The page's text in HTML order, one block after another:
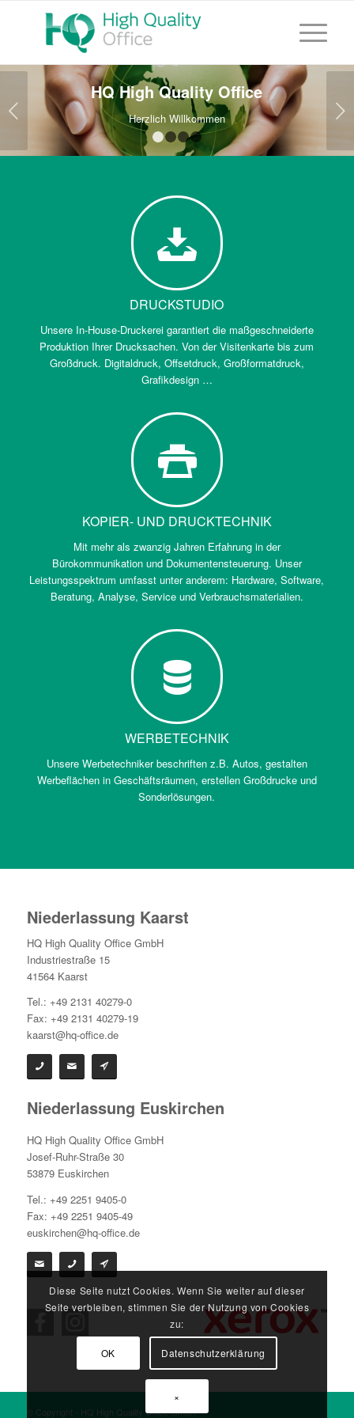
HQ High Quality Office
Herzlich Willkommen Weiter
1 2 3 4
DRUCKSTUDIO
Unsere In-House-Druckerei garantiert die maßgeschneiderte
Produktion Ihrer Drucksachen. Von der Visitenkarte bis zum
Großdruck. Digitaldruck, Offsetdruck, Großformatdruck,
Grafikdesign …
KOPIER- UND DRUCKTECHNIK
Mit mehr als zwanzig Jahren Erfahrung in der
Bürokommunikation und Dokumentensteuerung. Unser
Leistungsspektrum umfasst unter anderem: Hardware, Software,
Beratung, Analyse, Service und Verbrauchsmaterialien.
WERBETECHNIK
Unsere Werbetechniker beschriften z.B. Autos, gestalten
Werbeflächen in Geschäftsräumen, erstellen Großdrucke und
Sonderlösungen.
Niederlassung Kaarst
HQ High Quality Office GmbH
Industriestraße 15
41564 Kaarst
Tel.: +49 2131 40279-0
Fax: +49 2131 40279-19
kaarst@hq-office.de
Niederlassung Euskirchen
HQ High Quality Office GmbH
Josef-Ruhr-Straße 30
53879 Euskirchen
Tel.: +49 2251 9405-0
Fax: +49 2251 9405-49
euskirchen@hq-office.de
© Copyright - HQ High Quality Office GmbH
Diese Seite nutzt Cookies. Wenn Sie weiter auf dieser
Seite verbleiben, stimmen Sie der Nutzung von Cookies
zu:
OK Datenschutzerklärung
×